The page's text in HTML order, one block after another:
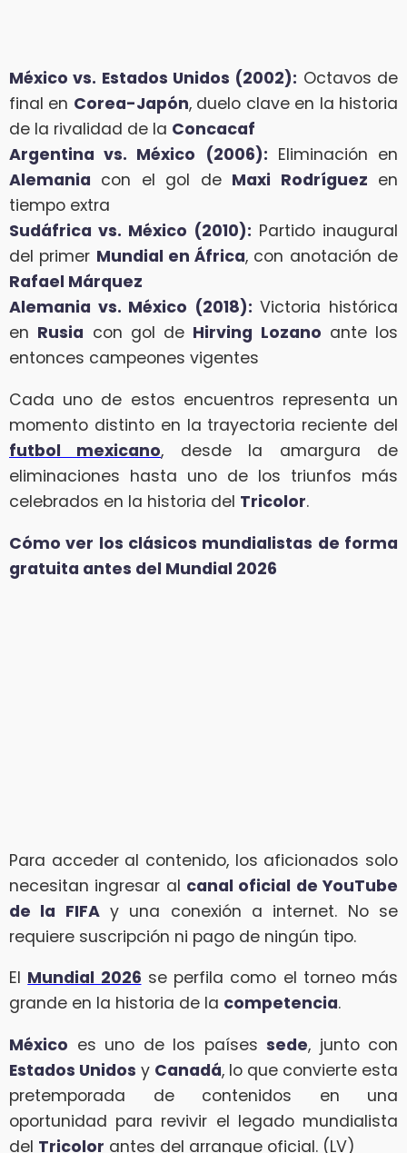
México vs. Estados Unidos (2002): Octavos de
final en Corea-Japón, duelo clave en la historia
de la rivalidad de la Concacaf
Argentina vs. México (2006): Eliminación en
Alemania con el gol de Maxi Rodríguez en
tiempo extra
Sudáfrica vs. México (2010): Partido inaugural
del primer Mundial en África, con anotación de
Rafael Márquez
Alemania vs. México (2018): Victoria histórica
en Rusia con gol de Hirving Lozano ante los
entonces campeones vigentes
Cada uno de estos encuentros representa un
momento distinto en la trayectoria reciente del
futbol mexicano, desde la amargura de
eliminaciones hasta uno de los triunfos más
celebrados en la historia del Tricolor.
Cómo ver los clásicos mundialistas de forma
gratuita antes del Mundial 2026
Para acceder al contenido, los aficionados solo
necesitan ingresar al canal oficial de YouTube
de la FIFAy una conexión a internet. No se
requiere suscripción ni pago de ningún tipo.
El Mundial 2026 se perfila como el torneo más
grande en la historia de la competencia.
México es uno de los países sede, junto con
Estados Unidos y Canadá, lo que convierte esta
pretemporada de contenidos en una
oportunidad para revivir el legado mundialista
del Tricolor antes del arranque oficial. (LV)